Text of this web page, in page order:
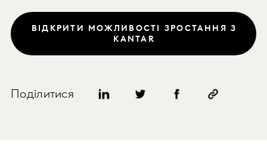
Поділитися
ВІДКРИТИ МОЖЛИВОСТІ ЗРОСТАННЯ З
KANTAR